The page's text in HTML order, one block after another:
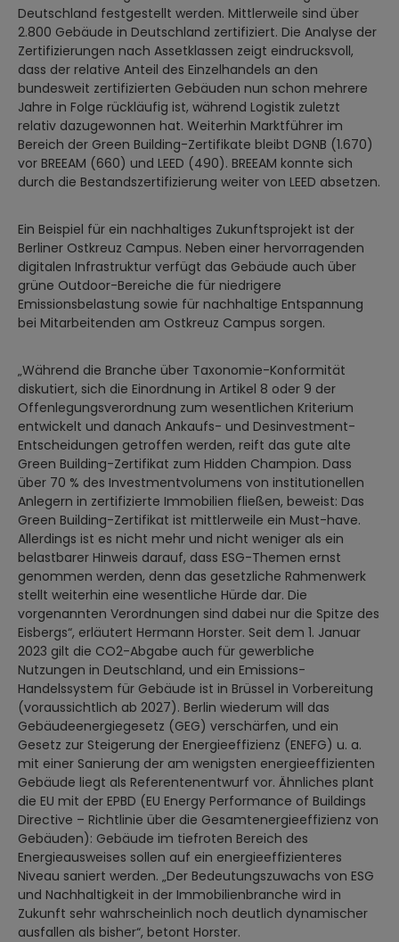
Deutschland festgestellt werden. Mittlerweile sind über
2.800 Gebäude in Deutschland zertifiziert. Die Analyse der
Zertifizierungen nach Assetklassen zeigt eindrucksvoll,
dass der relative Anteil des Einzelhandels an den
bundesweit zertifizierten Gebäuden nun schon mehrere
Jahre in Folge rückläufig ist, während Logistik zuletzt
relativ dazugewonnen hat. Weiterhin Marktführer im
Bereich der Green Building-Zertifikate bleibt DGNB (1.670)
vor BREEAM (660) und LEED (490). BREEAM konnte sich
durch die Bestandszertifizierung weiter von LEED absetzen.
Ein Beispiel für ein nachhaltiges Zukunftsprojekt ist der
Berliner Ostkreuz Campus. Neben einer hervorragenden
digitalen Infrastruktur verfügt das Gebäude auch über
grüne Outdoor-Bereiche die für niedrigere
Emissionsbelastung sowie für nachhaltige Entspannung
bei Mitarbeitenden am Ostkreuz Campus sorgen.
„Während die Branche über Taxonomie-Konformität
diskutiert, sich die Einordnung in Artikel 8 oder 9 der
Offenlegungsverordnung zum wesentlichen Kriterium
entwickelt und danach Ankaufs- und Desinvestment-
Entscheidungen getroffen werden, reift das gute alte
Green Building-Zertifikat zum Hidden Champion. Dass
über 70 % des Investmentvolumens von institutionellen
Anlegern in zertifizierte Immobilien fließen, beweist: Das
Green Building-Zertifikat ist mittlerweile ein Must-have.
Allerdings ist es nicht mehr und nicht weniger als ein
belastbarer Hinweis darauf, dass ESG-Themen ernst
genommen werden, denn das gesetzliche Rahmenwerk
stellt weiterhin eine wesentliche Hürde dar. Die
vorgenannten Verordnungen sind dabei nur die Spitze des
Eisbergs“, erläutert Hermann Horster. Seit dem 1. Januar
2023 gilt die CO2-Abgabe auch für gewerbliche
Nutzungen in Deutschland, und ein Emissions-
Handelssystem für Gebäude ist in Brüssel in Vorbereitung
(voraussichtlich ab 2027). Berlin wiederum will das
Gebäudeenergiegesetz (GEG) verschärfen, und ein
Gesetz zur Steigerung der Energieeffizienz (ENEFG) u. a.
mit einer Sanierung der am wenigsten energieeffizienten
Gebäude liegt als Referentenentwurf vor. Ähnliches plant
die EU mit der EPBD (EU Energy Performance of Buildings
Directive – Richtlinie über die Gesamtenergieeffizienz von
Gebäuden): Gebäude im tiefroten Bereich des
Energieausweises sollen auf ein energieeffizienteres
Niveau saniert werden. „Der Bedeutungszuwachs von ESG
und Nachhaltigkeit in der Immobilienbranche wird in
Zukunft sehr wahrscheinlich noch deutlich dynamischer
ausfallen als bisher“, betont Horster.